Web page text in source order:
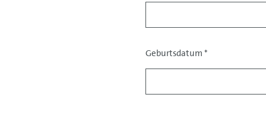
Daten
Geburtsdatum*